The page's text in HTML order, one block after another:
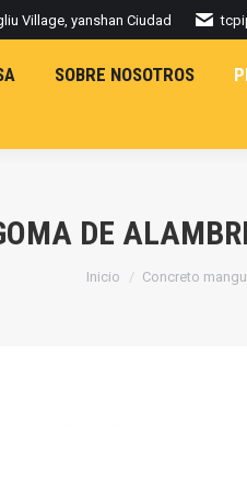
Village, yanshan Ciudad
SOBRE NOSOTROS
DE
Estás aquí:
Inicio Concreto